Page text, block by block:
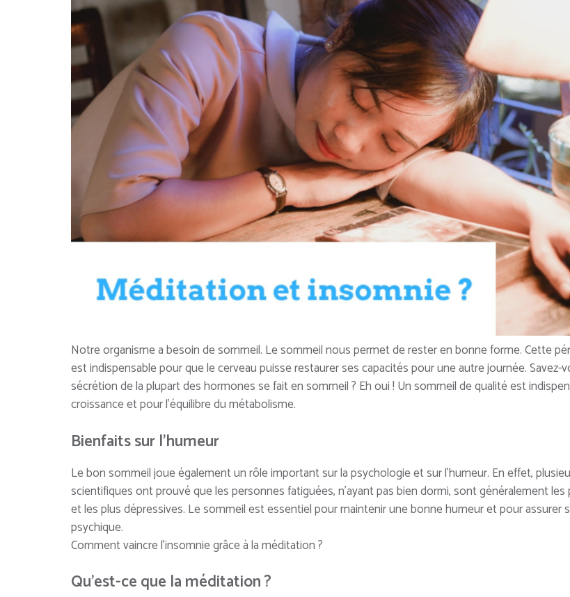
Notre organisme a besoin de sommeil. Le sommeil nous permet de rester en bonne forme. Cette
est indispensable pour que le cerveau puisse restaurer ses capacités pour une autre journée. Savez-
sécrétion de la plupart des hormones se fait en sommeil ? Eh oui ! Un sommeil de qualité est
croissance et pour l’équilibre du métabolisme.
Bienfaits sur l’humeur
Le bon sommeil joue également un rôle important sur la psychologie et sur l’humeur. En effet,
scientifiques ont prouvé que les personnes fatiguées, n’ayant pas bien dormi, sont généralement
et les plus dépressives. Le sommeil est essentiel pour maintenir une bonne humeur et pour assurer
psychique.
Comment vaincre l’insomnie grâce à la méditation ?
Qu’est-ce que la méditation ?